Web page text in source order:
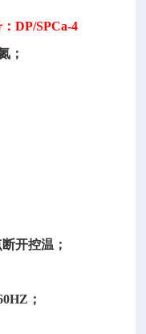
DP/SPCa-4
；
开控温；
；